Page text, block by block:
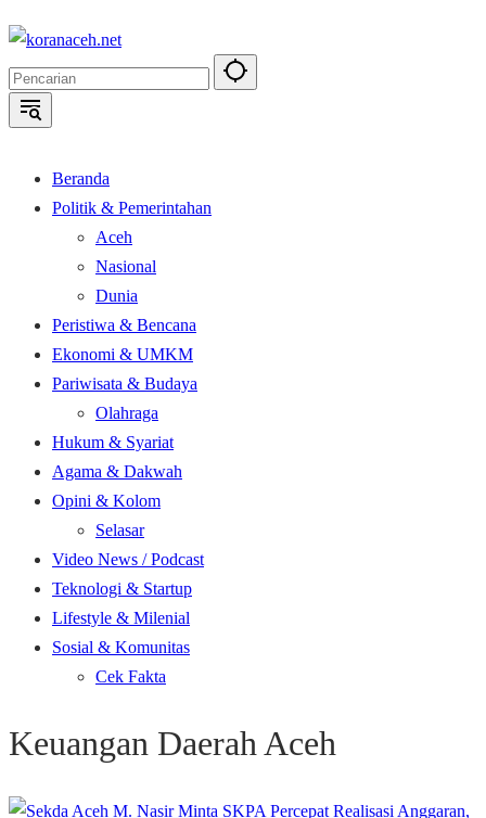
Langsung
konten
Beranda
Politik & Pemerintahan
Aceh
Nasional
Dunia
Peristiwa & Bencana
Ekonomi & UMKM
Pariwisata & Budaya
Olahraga
Hukum & Syariat
Agama & Dakwah
Opini & Kolom
Selasar
Video News / Podcast
Teknologi & Startup
Lifestyle & Milenial
Sosial & Komunitas
Cek Fakta
Keuangan Daerah Aceh